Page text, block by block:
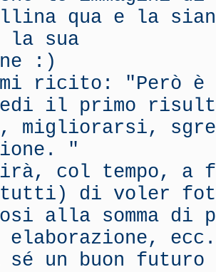
qua e la
la sua
:)
ricito: "Però è
il primo
migliorarsi,
"
col tempo, a
tutti) di voler
alla somma
un buon futuro